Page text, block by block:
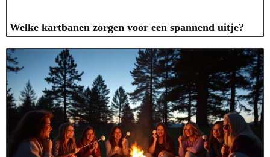
Welke kartbanen zorgen voor een spannend uitje?